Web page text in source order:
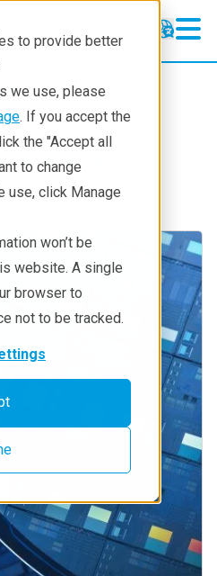
to provide better
we use, please
. If you accept the
the "Accept all
to change
use, click Manage
won’t be
website. A single
browser to
not to be tracked.
Devices